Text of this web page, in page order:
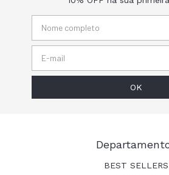
BEST SELLERS